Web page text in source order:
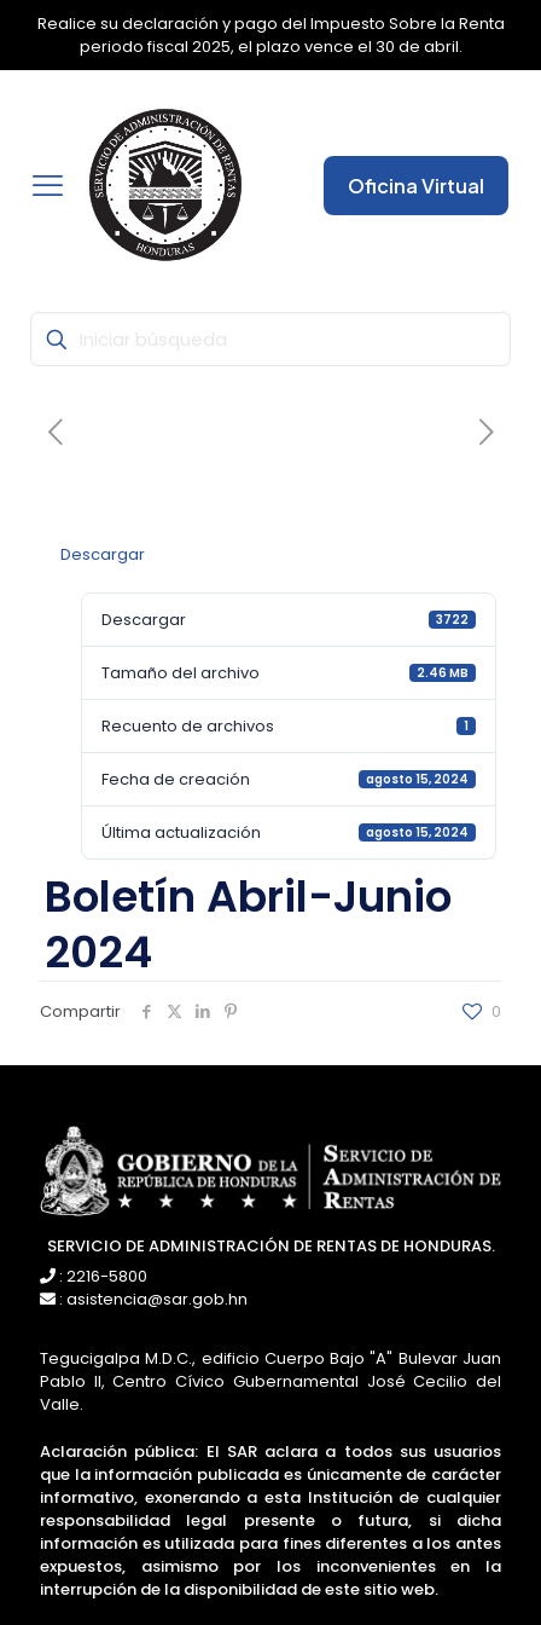
Realice su declaración y pago del Impuesto Sobre la Renta
periodo fiscal 2025, el plazo vence el 30 de abril.
✕
Oficina Virtual
Descargar
Descargar 3722
Tamaño del archivo 2.46 MB
Recuento de archivos 1
Fecha de creación agosto 15, 2024
Última actualización agosto 15, 2024
Boletín Abril-Junio
2024
Compartir 0
SERVICIO DE ADMINISTRACIÓN DE RENTAS DE HONDURAS.
: 2216-5800
: asistencia@sar.gob.hn
Tegucigalpa M.D.C., edificio Cuerpo Bajo "A" Bulevar Juan
Pablo II, Centro Cívico Gubernamental José Cecilio del
Valle.
Aclaración pública: El SAR aclara a todos sus usuarios
que la información publicada es únicamente de carácter
informativo, exonerando a esta Institución de cualquier
responsabilidad legal presente o futura, si dicha
información es utilizada para fines diferentes a los antes
expuestos, asimismo por los inconvenientes en la
interrupción de la disponibilidad de este sitio web.